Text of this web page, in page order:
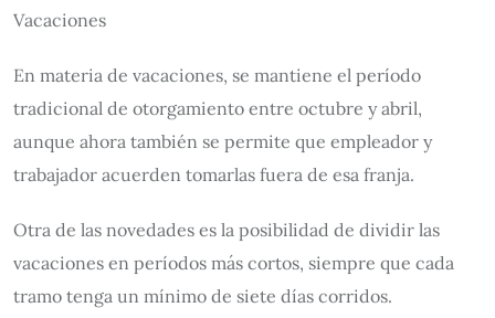
Vacaciones
En materia de vacaciones, se mantiene el período
tradicional de otorgamiento entre octubre y abril,
aunque ahora también se permite que empleador y
trabajador acuerden tomarlas fuera de esa franja.
Otra de las novedades es la posibilidad de dividir las
vacaciones en períodos más cortos, siempre que cada
tramo tenga un mínimo de siete días corridos.